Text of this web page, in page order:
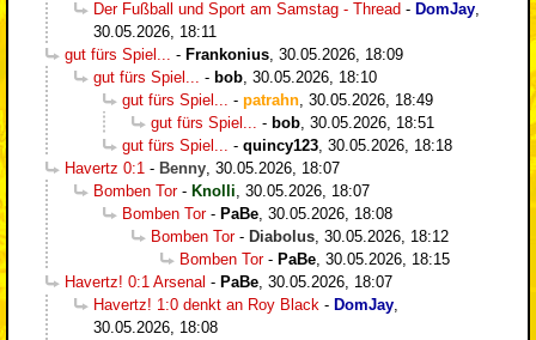
Der Fußball und Sport am Samstag - Thread - DomJay,
30.05.2026, 18:11
gut fürs Spiel... - Frankonius, 30.05.2026, 18:09
gut fürs Spiel... - bob, 30.05.2026, 18:10
gut fürs Spiel... - patrahn, 30.05.2026, 18:49
gut fürs Spiel... - bob, 30.05.2026, 18:51
gut fürs Spiel... - quincy123, 30.05.2026, 18:18
Havertz 0:1 - Benny, 30.05.2026, 18:07
Bomben Tor- Knolli, 30.05.2026, 18:07
Bomben Tor- PaBe, 30.05.2026, 18:08
Bomben Tor- Diabolus, 30.05.2026, 18:12
Bomben Tor- PaBe, 30.05.2026, 18:15
Havertz! 0:1 Arsenal - PaBe, 30.05.2026, 18:07
Havertz! 1:0 denkt an Roy Black - DomJay,
30.05.2026, 18:08